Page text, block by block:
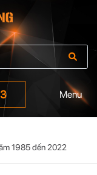
Menu
1985 đến 2022